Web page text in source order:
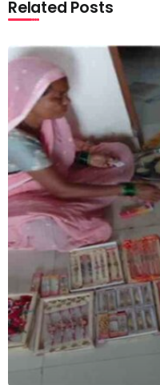
Related Posts